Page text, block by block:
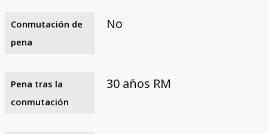
Conmutación de
pena
No
Pena tras la
conmutación
30 años RM